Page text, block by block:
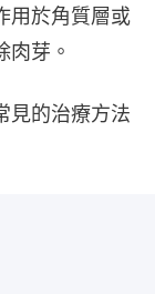
用於角質層或
肉芽。
見的治療方法